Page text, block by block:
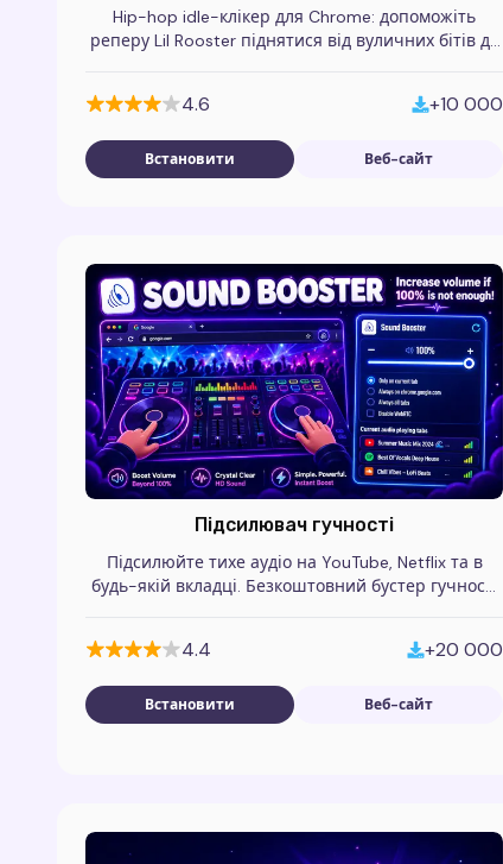
Hip-hop idle-клікер для Chrome: допоможіть
реперу Lil Rooster піднятися від вуличних бітів до
4.6 +10 000
Встановити Веб-сайт
Підсилювач гучності
Підсилюйте тихе аудіо на YouTube, Netflix та в
будь-якій вкладці. Безкоштовний бустер гучності
4.4 +20 000
Встановити Веб-сайт